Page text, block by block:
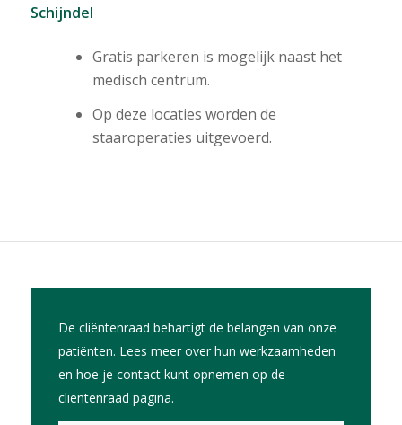
Schijndel
Gratis parkeren is mogelijk naast het
medisch centrum.
Op deze locaties worden de
staaroperaties uitgevoerd.
De cliëntenraad behartigt de belangen van onze
patiënten. Lees meer over hun werkzaamheden
en hoe je contact kunt opnemen op de
cliëntenraad pagina.